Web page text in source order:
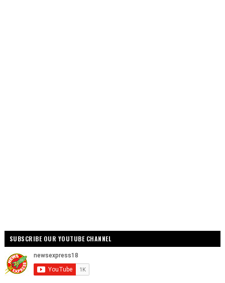
SUBSCRIBE OUR YOUTUBE CHANNEL